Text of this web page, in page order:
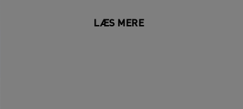
LÆS MERE